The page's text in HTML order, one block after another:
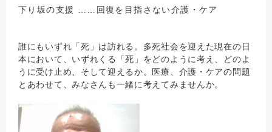
下り坂の支援 ……回復を目指さない介護・ケア
誰にもいずれ「死」は訪れる。多死社会を迎えた現在の日
本において、いずれくる「死」をどのように考え、どのよ
うに受け止め、そして迎えるか。医療、介護・ケアの問題
とあわせて、みなさんも一緒に考えてみませんか。